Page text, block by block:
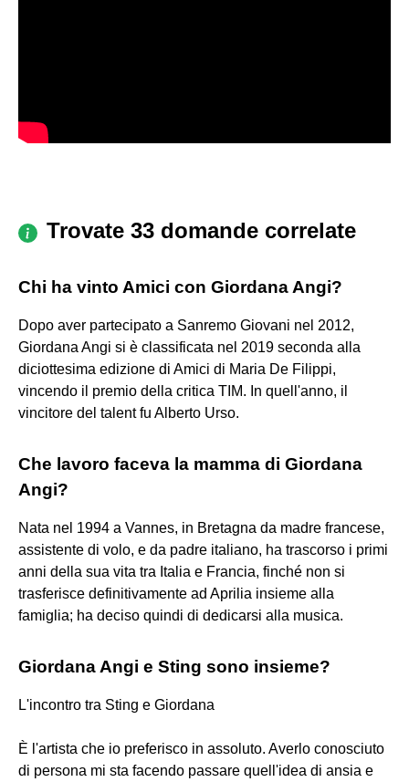
Trovate 33 domande correlate
Chi ha vinto Amici con Giordana Angi?
Dopo aver partecipato a Sanremo Giovani nel 2012,
Giordana Angi si è classificata nel 2019 seconda alla
diciottesima edizione di Amici di Maria De Filippi,
vincendo il premio della critica TIM. In quell'anno, il
vincitore del talent fu Alberto Urso.
Che lavoro faceva la mamma di Giordana
Angi?
Nata nel 1994 a Vannes, in Bretagna da madre francese,
assistente di volo, e da padre italiano, ha trascorso i primi
anni della sua vita tra Italia e Francia, finché non si
trasferisce definitivamente ad Aprilia insieme alla
famiglia; ha deciso quindi di dedicarsi alla musica.
Giordana Angi e Sting sono insieme?
L'incontro tra Sting e Giordana
È l'artista che io preferisco in assoluto. Averlo conosciuto
di persona mi sta facendo passare quell'idea di ansia e